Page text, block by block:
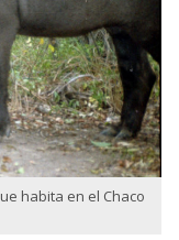
habita en el Chaco